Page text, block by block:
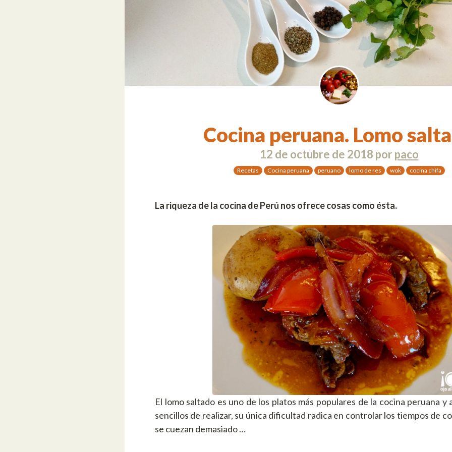
Cocina peruana. Lomo
12 de octubre de 2018 por paco
Recetas Cocina peruana peruano lomo de res wok cocina chifa
La riqueza de la cocina de Perú nos ofrece cosas como ésta.
El lomo saltado es uno de los platos más populares de la cocina peruana y
sencillos de realizar, su única dificultad radica en controlar los tiempos de
se cuezan demasiado …